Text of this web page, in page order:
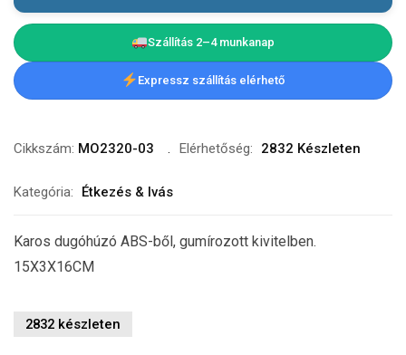
Szállítás 2–4 munkanap
Expressz szállítás elérhető
Cikkszám: MO2320-03 Elérhetőség: 2832 Készleten
Kategória: Étkezés & Ivás
Karos dugóhúzó ABS-ből, gumírozott kivitelben.
15X3X16CM
2832 készleten